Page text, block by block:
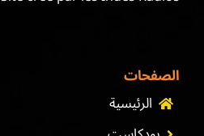
الصفحات
الرئيسية